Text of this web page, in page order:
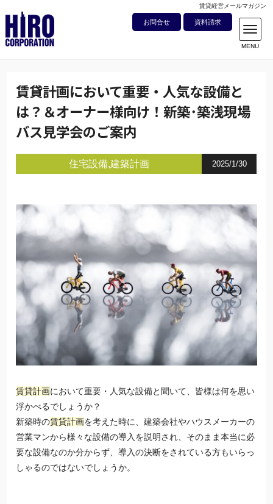
賃貸経営メールマガジン
お問合せ 資料請求
賃貸計画において重要・人気な設備と
は？＆オーナー様向け！新築･築浅現場
バス見学会のご案内
住宅設備 建築計画 2025/1/30
賃貸計画において重要・人気な設備と聞いて、皆様は何を思い
浮かべるでしょうか？
新築時の賃貸計画を考えた時に、建築会社やハウスメーカーの
営業マンから様々な設備の導入を説明され、そのまま本当に必
要な設備なのか分からず、導入の決断をされている方もいらっ
しゃるのではないでしょうか。